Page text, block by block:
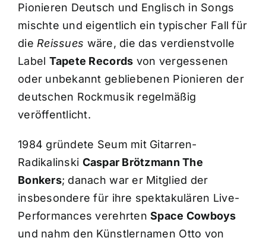
Pionieren Deutsch und Englisch in Songs
mischte und eigentlich ein typischer Fall für
die Reissues wäre, die das verdienstvolle
Label Tapete Records von vergessenen
oder unbekannt gebliebenen Pionieren der
deutschen Rockmusik regelmäßig
veröffentlicht.
1984 gründete Seum mit Gitarren-
Radikalinski Caspar Brötzmann The
Bonkers; danach war er Mitglied der
insbesondere für ihre spektakulären Live-
Performances verehrtenSpace Cowboys
und nahm den Künstlernamen Otto von